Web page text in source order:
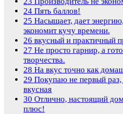
24 Пять баллов!
25 Насыщает, дает
экономит кучу времени.
26 вкусный и практичный
27 Не просто гарнир, а
творчества.
28 На вкус точно как
29 Покупаю не первый раз,
вкусная
30 Отлично, настоящий
плюс!